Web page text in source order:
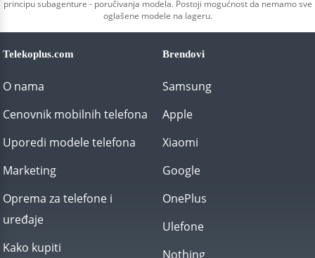
principu subagenture - poručivanja modela. Postoji mogućnost da nemamo sve
oglašene modele na lageru.
Telekoplus.com
O nama
Cenovnik mobilnih telefona
Uporedi modele telefona
Marketing
Oprema za telefone i
uređaje
Kako kupiti
Brendovi
Samsung
Apple
Xiaomi
Google
OnePlus
Ulefone
Nothing